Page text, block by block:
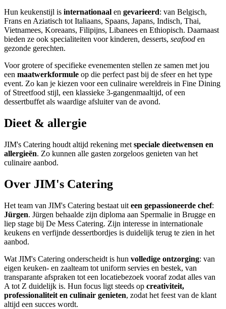
Hun keukenstijl is internationaal en gevarieerd: van Belgisch,
Frans en Aziatisch tot Italiaans, Spaans, Japans, Indisch, Thai,
Vietnamees, Koreaans, Filipijns, Libanees en Ethiopisch. Daarnaast
bieden ze ook specialiteiten voor kinderen, desserts, seafood en
gezonde gerechten.
Voor grotere of specifieke evenementen stellen ze samen met jou
een maatwerkformule op die perfect past bij de sfeer en het type
event. Zo kan je kiezen voor een culinaire wereldreis in Fine Dining
of Streetfood stijl, een klassieke 3-gangenmaaltijd, of een
dessertbuffet als waardige afsluiter van de avond.
Dieet & allergie
JIM's Catering houdt altijd rekening met speciale dieetwensen en
allergieën. Zo kunnen alle gasten zorgeloos genieten van het
culinaire aanbod.
Over JIM's Catering
Het team van JIM's Catering bestaat uit een gepassioneerde chef:
Jürgen. Jürgen behaalde zijn diploma aan Spermalie in Brugge en
liep stage bij De Mess Catering. Zijn interesse in internationale
keukens en verfijnde dessertbordjes is duidelijk terug te zien in het
aanbod.
Wat JIM's Catering onderscheidt is hun volledige ontzorging: van
eigen keuken- en zaalteam tot uniform servies en bestek, van
transparante afspraken tot een locatiebezoek vooraf zodat alles van
A tot Z duidelijk is. Hun focus ligt steeds op creativiteit,
professionaliteit en culinair genieten, zodat het feest van de klant
altijd een succes wordt.